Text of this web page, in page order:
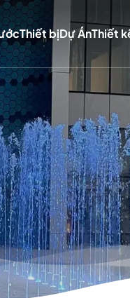
Thiết bịDự ÁnThiết